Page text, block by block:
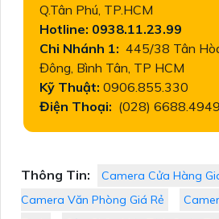
Q.Tân Phú, TP.HCM
Hotline: 0938.11.23.99
Chi Nhánh 1: 445/38 Tân
Đông, Bình Tân, TP HCM
Kỹ Thuật: 0906.855.330
Điện Thoại: (028) 6688.4949
Thông Tin: Camera Cửa Hàng
Camera Văn Phòng Giá Rẻ